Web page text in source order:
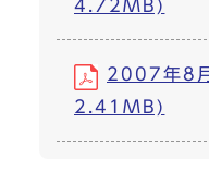
4.72MB)
2007年8
2.41MB)